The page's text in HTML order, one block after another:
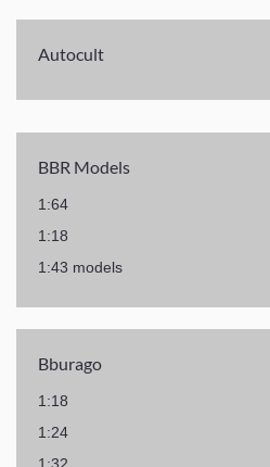
Autocult
BBR Models
1:64
1:18
1:43 models
Bburago
1:18
1:24
1:32